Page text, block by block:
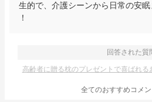
生的で、介護シーンから日常の安
！
回答された質
高齢者に贈る枕のプレゼントで喜ばれ
全てのおすすめコメン